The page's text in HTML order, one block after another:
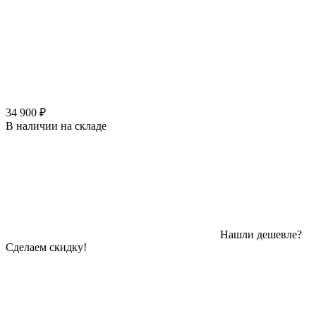
34 900 ₽
В наличии на складе
Нашли дешевле?
Сделаем скидку!